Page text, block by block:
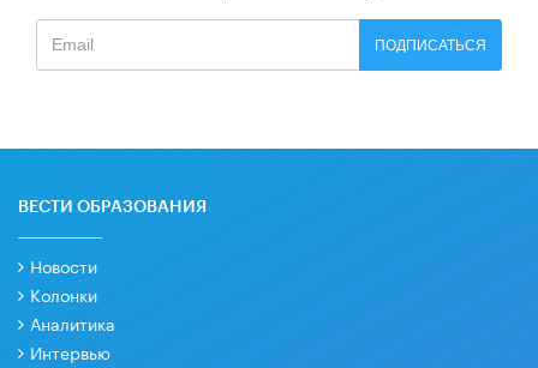
ПОДПИСАТЬСЯ
ВЕСТИ ОБРАЗОВАНИЯ
Новости
Колонки
Аналитика
Интервью